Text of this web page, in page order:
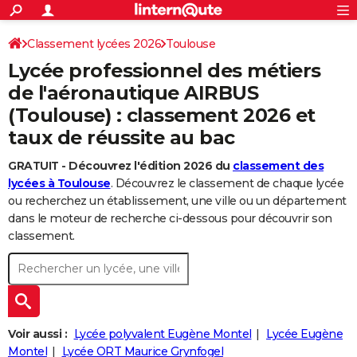
ACTUALITÉS
Politique
Société
Faits Divers
Education
Monde
Villes
+
SPORT
Coupe du monde 2026
Football
Tennis
Cyclisme
Rugby
Forum
CULTURE
Programme TV
TNT
Streaming
Cinéma
Sorties cinéma
Musique
+
FINANCE
Retraite
Impôts
Epargne
Immobilier
Risques naturels par ville
Banque
Assurance
Crédit
AUTO
Essais
Réserver un essai
Citadines
Berlines
SUV
Forum auto
HIGH-TECH
BRICOLAGE
Forum
Aménagement intérieur
Extérieur
Cuisine
Salle de bains
Jardinage
Rangement
+
Guides de France
Escapades
Patrimoine
Expositions
Musées
Week-end nature
Art de vivre
Bien-être
Loisirs
Mode
Modes de vie
SANTE
Alimentation
Guide de la santé
Maladies
Médicaments
Sommeil
VOYAGE
S'inscrire
Connexion
Classement lycées 2026 Toulouse
Lycée professionnel des métiers
de l'aéronautique AIRBUS
(Toulouse) : classement 2026 et
taux de réussite au bac
GRATUIT - Découvrez l'édition 2026 du classement des
lycées à Toulouse. Découvrez le classement de chaque lycée
ou recherchez un établissement, une ville ou un département
dans le moteur de recherche ci-dessous pour découvrir son
classement.
Voir aussi : Lycée polyvalent Eugène Montel
Lycée Eugène
Montel
Lycée ORT Maurice Grynfogel